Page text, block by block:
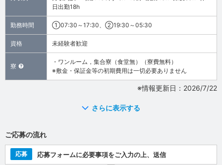
日出勤18h
勤務時間 ①07:30～17:30、②19:30～05:30
資格 未経験者歓迎
寮
・ワンルーム，集合寮（食堂無）（寮費無料）
※敷金・保証金等の初期費用は一切必要ありません
※情報更新日：2026/7/22
さらに表示する
ご応募の流れ
応募 応募フォームに必要事項をご入力の上、送信